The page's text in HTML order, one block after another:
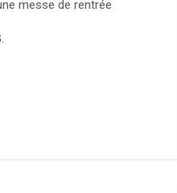
messe de rentrée